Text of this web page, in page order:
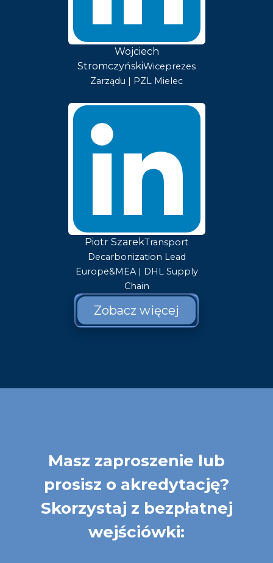
Wojciech
StromczyńskiWiceprezes
Zarządu | PZL Mielec
Piotr SzarekTransport
Decarbonization Lead
Europe&MEA | DHL Supply
Chain
Zobacz więcej
Masz zaproszenie lub
prosisz o akredytację?
Skorzystaj z bezpłatnej
wejściówki: